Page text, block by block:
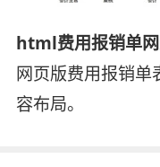
html费用报销单
网页版费用报销单
容布局。